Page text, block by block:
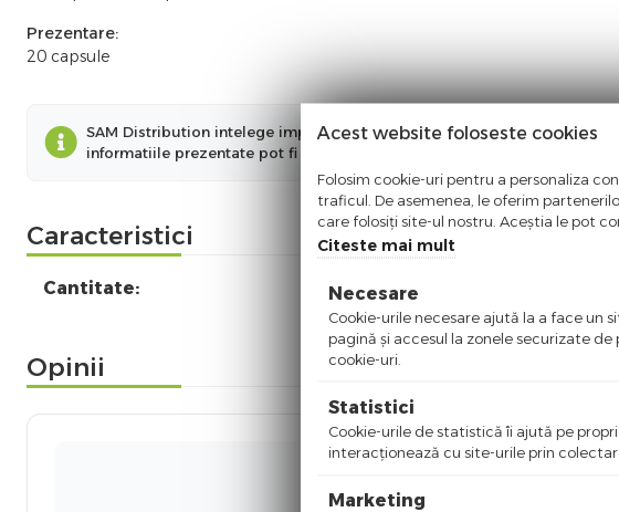
Prezentare:
20 capsule
SAM Distribution intelege importanta informatiilor prezentate in
informatiile prezentate pot fi diferite fata de cele prezentate pe site
Caracteristici
Cantitate:
Opinii
Acest website foloseste cookies
Folosim cookie-uri pentru a personaliza
traficul. De asemenea, le oferim
care folosiți site-ul nostru. Aceștia le pot
Citeste mai mult
Necesare
Cookie-urile necesare ajută la a face un
pagină şi accesul la zonele securizate
cookie-uri.
Statistici
Cookie-urile de statistică îi ajută pe
interacţionează cu site-urile prin
Marketing